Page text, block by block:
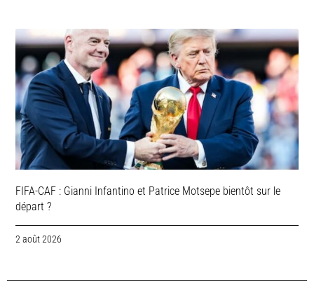
FIFA-CAF : Gianni Infantino et Patrice Motsepe bientôt sur le
départ ?
2 août 2026